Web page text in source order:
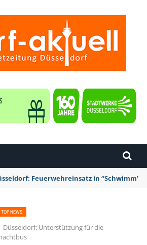
Feuerwehreinsatz in “Schwimm’
TOP NEWS
Düsseldorf: Unterstützung für die